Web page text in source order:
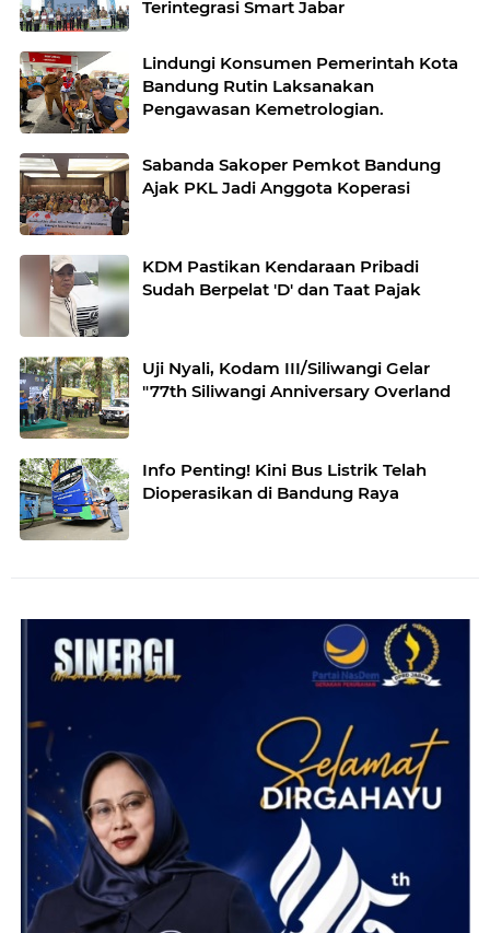
Terintegrasi Smart Jabar
Lindungi Konsumen Pemerintah Kota
Bandung Rutin Laksanakan
Pengawasan Kemetrologian.
Sabanda Sakoper Pemkot Bandung
Ajak PKL Jadi Anggota Koperasi
KDM Pastikan Kendaraan Pribadi
Sudah Berpelat 'D' dan Taat Pajak
Uji Nyali, Kodam III/Siliwangi Gelar
"77th Siliwangi Anniversary Overland
Info Penting! Kini Bus Listrik Telah
Dioperasikan di Bandung Raya